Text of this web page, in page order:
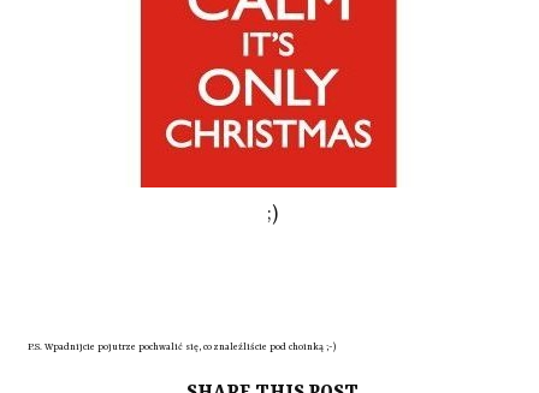
;)
P.S. Wpadnijcie pojutrze pochwalić się, co znaleźliście pod choinką ;-)